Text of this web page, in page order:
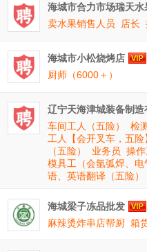
海城市合力市场瑞天
卖水果销售人员
店长
海城市小松烧烤店
厨师（6000＋）
辽宁天海津城装备制造
车间工人（五险）
检
工人【会开叉车，五险
（五险）
业务员 操
模具工（会氩弧焊、电
语、英语翻译（五险）
海城梁子冻品批发
麻辣烫炸串店帮厨 箱